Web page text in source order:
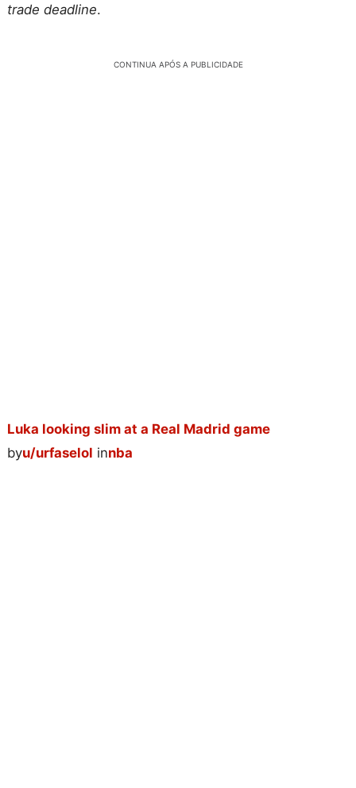
trade deadline.
CONTINUA APÓS A PUBLICIDADE
Luka looking slim at a Real Madrid game
byu/urfaselol innba